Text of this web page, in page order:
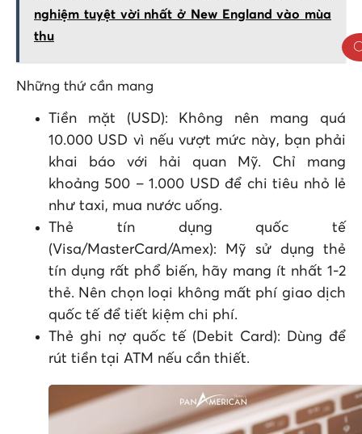
nghiệm tuyệt vời nhất ở New England vào mùa
thu
Những thứ cần mang
Tiền mặt (USD): Không nên mang quá
10.000 USD vì nếu vượt mức này, bạn phải
khai báo với hải quan Mỹ. Chỉ mang
khoảng 500 – 1.000 USD để chi tiêu nhỏ lẻ
như taxi, mua nước uống.
Thẻ tín dụng quốc tế
(Visa/MasterCard/Amex): Mỹ sử dụng thẻ
tín dụng rất phổ biến, hãy mang ít nhất 1-2
thẻ. Nên chọn loại không mất phí giao dịch
quốc tế để tiết kiệm chi phí.
Thẻ ghi nợ quốc tế (Debit Card): Dùng để
rút tiền tại ATM nếu cần thiết.